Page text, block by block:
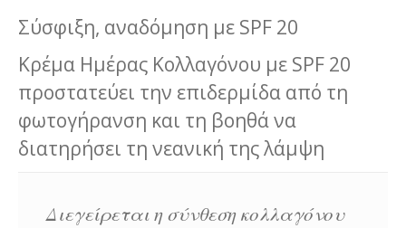
Σύσφιξη, αναδόμηση με SPF 20
Κρέμα Ημέρας Κολλαγόνου με SPF 20
προστατεύει την επιδερμίδα από τη
φωτογήρανση και τη βοηθά να
διατηρήσει τη νεανική της λάμψη
Διεγείρεται η σύνθεση κολλαγόνου